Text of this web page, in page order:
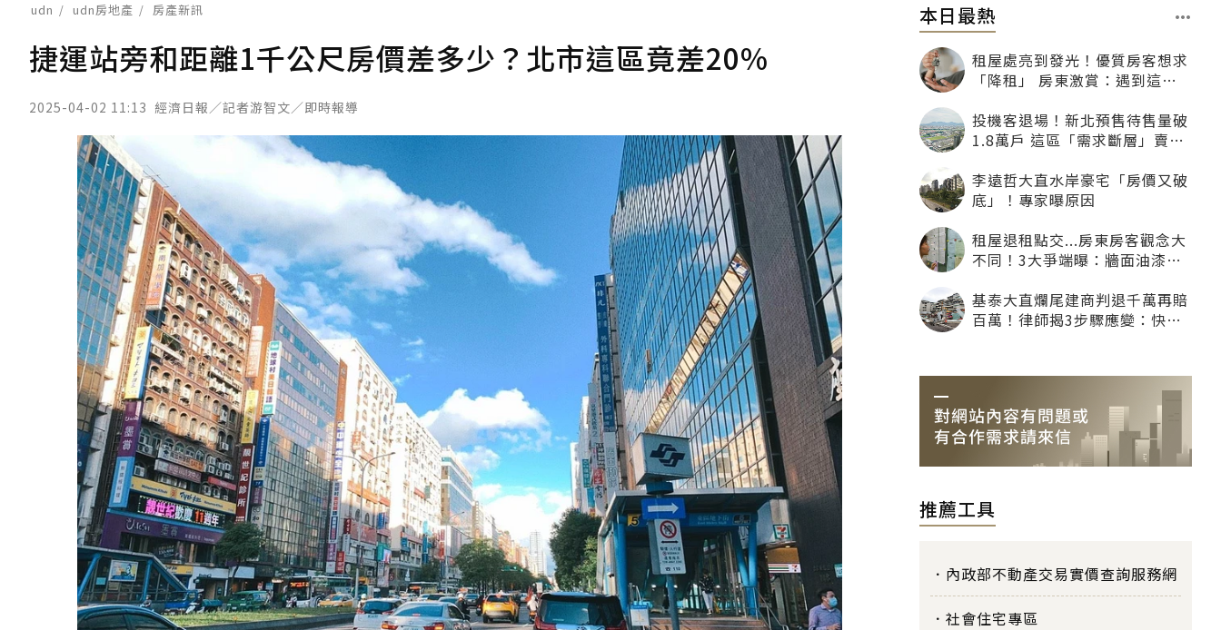
udn udn房地產 房產新訊
捷運站旁和距離1千公尺房價差多少？北市這區竟差20%
2025-04-02 11:13 經濟日報／記者游智文／即時報導
本日最熱
租屋處亮到發光！優質房客想求
「降租」 房東激賞：遇到這種
投機客退場！新北預售待售量破
1.8萬戶 這區「需求斷層」賣壓
李遠哲大直水岸豪宅「房價又破
底」！專家曝原因
租屋退租點交...房東房客觀念大
不同！3大爭端曝：牆面油漆、
基泰大直爛尾建商判退千萬再賠
百萬！律師揭3步驟應變：快通
推薦工具
內政部不動產交易實價查詢服務網
社會住宅專區